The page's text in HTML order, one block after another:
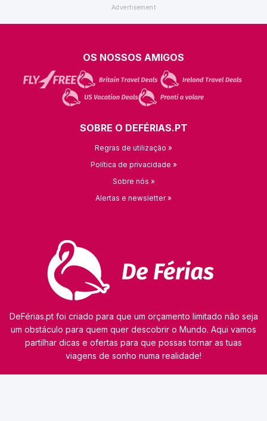
DeFérias.pt foi criado para que um orçamento limitado não seja
um obstáculo para quem quer descobrir o Mundo. Aqui vamos
partilhar dicas e ofertas para que possas tornar as tuas
viagens de sonho numa realidade!
© 2026 kamaviNET sp. z o.o.
OS NOSSOS AMIGOS
SOBRE O DEFÉRIAS.PT
Regras de utilização »
Política de privacidade »
Sobre nós »
Alertas e newsletter »